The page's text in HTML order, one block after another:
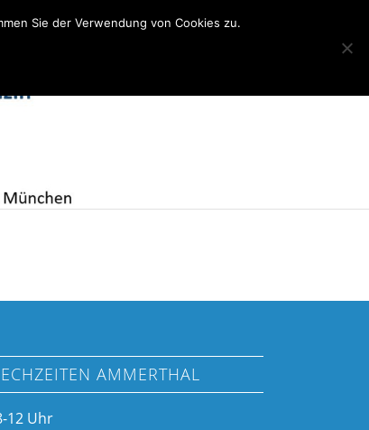
TU München
AMMERTHAL
12 Uhr
Sie der Verwendung von Cookies zu.